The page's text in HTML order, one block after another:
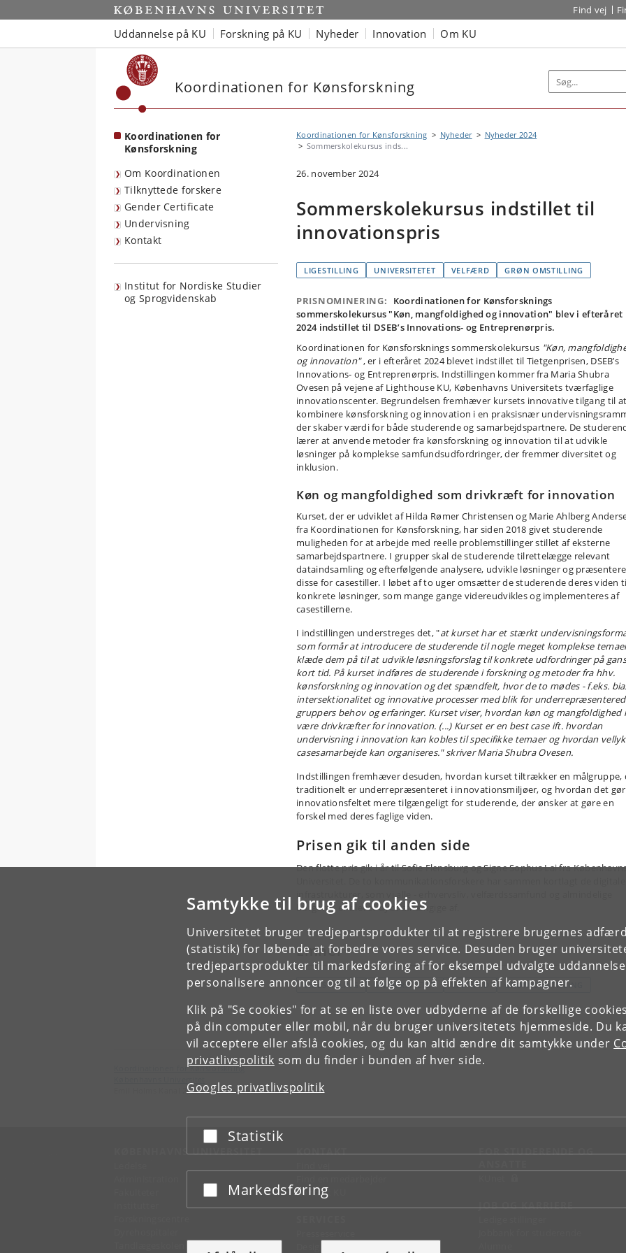
Samtykke til brug af cookies
Universitetet bruger tredjepartsprodukter til at registrere brugernes
(statistik) for løbende at forbedre vores service. Desuden bruger
tredjepartsprodukter til markedsføring af for eksempel udvalgte
personalisere annoncer og til at følge op på effekten af kampagner.
Klik på "Se cookies" for at se en liste over udbyderne af de forskellige
på din computer eller mobil, når du bruger universitetets hjemmeside. Du
vil acceptere eller afslå cookies, og du kan altid ændre dit samtykke under
privatlivspolitik som du finder i bunden af hver side.
Googles privatlivspolitik
Acceptér eller afslå
Statistik
Acceptér eller afslå
Markedsføring
Start Find vej
Uddannelse på KU Forskning på KU Nyheder Innovation Om KU
Koordinationen for Kønsforskning
Koordinationen for
Kønsforskning
Om Koordinationen
Tilknyttede forskere
Gender Certificate
Undervisning
Kontakt
Institut for Nordiske Studier
og Sprogvidenskab
Koordinationen for Kønsforskning Nyheder
Nyheder 2024
Sommerskolekursus inds...
26. november 2024
Sommerskolekursus indstillet til
innovationspris
LIGESTILLING UNIVERSITETET VELFÆRD GRØN OMSTILLING
PRISNOMINERING:
Koordinationen for Kønsforsknings
sommerskolekursus "Køn, mangfoldighed og innovation" blev i efteråret
2024 indstillet til DSEB’s Innovations- og Entreprenørpris.
Koordinationen for Kønsforsknings sommerskolekursus "Køn,
og innovation", er i efteråret 2024 blevet indstillet til Tietgenprisen, DSEB’s
Innovations- og Entreprenørpris. Indstillingen kommer fra Maria Shubra
Ovesen på vejene af Lighthouse KU, Københavns Universitets tværfaglige
innovationscenter. Begrundelsen fremhæver kursets innovative tilgang til at
kombinere kønsforskning og innovation i en praksisnær
der skaber værdi for både studerende og samarbejdspartnere. De
lærer at anvende metoder fra kønsforskning og innovation til at udvikle
løsninger på komplekse samfundsudfordringer, der fremmer diversitet og
inklusion.
Køn og mangfoldighed som drivkræft for innovation
Kurset, der er udviklet af Hilda Rømer Christensen og Marie Ahlberg
fra Koordinationen for Kønsforskning, har siden 2018 givet studerende
muligheden for at arbejde med reelle problemstillinger stillet af eksterne
samarbejdspartnere. I grupper skal de studerende tilrettelægge relevant
dataindsamling og efterfølgende analysere, udvikle løsninger og præsentere
disse for casestiller. I løbet af to uger omsætter de studerende deres viden
konkrete løsninger, som mange gange videreudvikles og implementeres af
casestillerne.
I indstillingen understreges det, "at kurset har et stærkt
som formår at introducere de studerende til nogle meget komplekse
klæde dem på til at udvikle løsningsforslag til konkrete udfordringer på
kort tid. På kurset indføres de studerende i forskning og metoder fra hhv.
kønsforskning og innovation og det spændfelt, hvor de to mødes - f.eks.
intersektionalitet og innovative processer med blik for
gruppers behov og erfaringer. Kurset viser, hvordan køn og mangfoldighed
være drivkræfter for innovation. (...) Kurset er en best case ift. hvordan
undervisning i innovation kan kobles til specifikke temaer og hvordan
casesamarbejde kan organiseres."skriver Maria Shubra Ovesen.
Indstillingen fremhæver desuden, hvordan kurset tiltrækker en målgruppe,
traditionelt er underrepræsenteret i innovationsmiljøer, og hvordan det gør
innovationsfeltet mere tilgængeligt for studerende, der ønsker at gøre en
forskel med deres faglige viden.
Prisen gik til anden side
Den flotte pris gik i år til Sofie Flensburg og Signe Sophus Lai fra
infrastrukturer, som vi alle - erhvervsliv, velfærdssamfund og almindelige
borgere - er blevet dybt afhængige af.
Emner
LIGESTILLING UNIVERSITETET VELFÆRD GRØN OMSTILLING
Koordinationen for Kønsforskning
Emil Holms Kanal 2, 2300 København S.
KØBENHAVNS UNIVERSITET KONTAKT
Kontakt KU
FOR STUDERENDE OG
JOB OG KARRIERE